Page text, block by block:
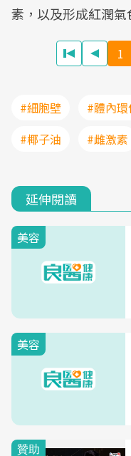
素，以及形成紅潤氣
1
#細胞壁 #體內
#椰子油
#雌激素
延伸閱讀
美容
美容